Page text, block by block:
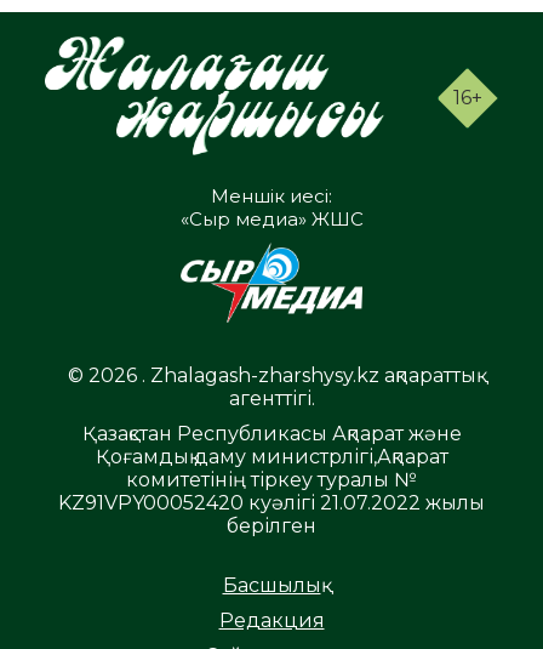
16+
Меншік иесі:
«Сыр медиа» ЖШС
© 2026 . Zhalagash-zharshysy.kz ақпараттық
агенттігі.
Қазақстан Республикасы Ақпарат және
Қоғамдық даму министрлігі,Ақпарат
комитетінің тіркеу туралы №
KZ91VPY00052420 куәлігі 21.07.2022 жылы
берілген
Басшылық
Редакция